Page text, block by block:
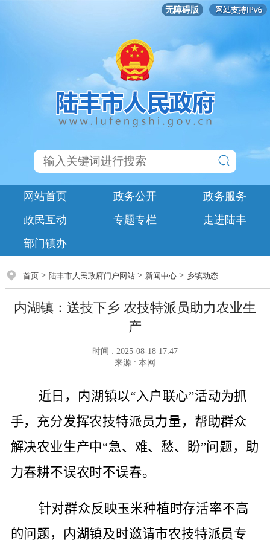
无障碍版
网站首页 政务公开
政务服务
政民互动
专题专栏
走进陆丰
部门镇办
首页> 陆丰市人民政府门户网站> 新闻中心> 乡镇动态
内湖镇：送技下乡 农技特派员助力农业生
产
时间 : 2025-08-18 17:47
来源 : 本网
近日，内湖镇以“入户联心”活动为抓
手，充分发挥农技特派员力量，帮助群众
解决农业生产中“急、难、愁、盼”问题，助
力春耕不误农时不误春。
针对群众反映玉米种植时存活率不高
的问题，内湖镇及时邀请市农技特派员专